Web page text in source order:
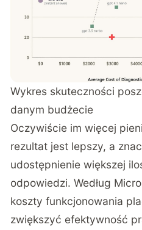
Wykres skuteczności
danym budżecie
Oczywiście im więcej
rezultat jest lepszy, a
udostępnienie większej
odpowiedzi. Według
koszty funkcjonowania
zwiększyć efektywność